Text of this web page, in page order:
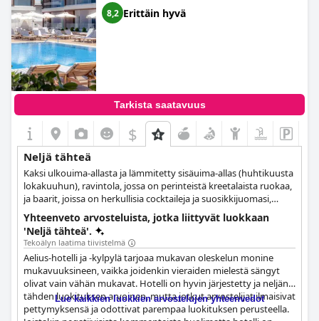
8,2 Erittäin hyvä
Tarkista saatavuus
$
Neljä tähteä
Kaksi ulkouima-allasta ja lämmitetty sisäuima-allas (huhtikuusta
lokakuuhun), ravintola, jossa on perinteistä kreetalaista ruokaa,
ja baarit, joissa on herkullisia cocktaileja ja suosikkijuomasi,
kylpylä- ja kuntosalitilat, viihtyisät ja tyylikkäät huoneet ja
sisätilat sekä vertaansa vailla oleva vieraanvaraisuus ja
erinomaiset palvelut ovat vain osa hotellin neljän tähden
mukavuuksista ja tiloista, jotka ovat kaikkien vieraiden
käytettävissä.
Yhteenveto arvosteluista, jotka liittyvät luokkaan
'Neljä tähteä'.
Tekoälyn laatima tiivistelmä
Aelius-hotelli ja -kylpylä tarjoaa mukavan oleskelun monine
mukavuuksineen, vaikka joidenkin vieraiden mielestä sängyt
olivat vain vähän mukavat. Hotelli on hyvin järjestetty ja neljän
tähden luokituksen arvoinen, mutta jotkut arvostelijat ilmaisivat
pettymyksensä ja odottivat parempaa luokituksen perusteella.
Lue kaikkien luokkien arvostelujen yhteenvedot